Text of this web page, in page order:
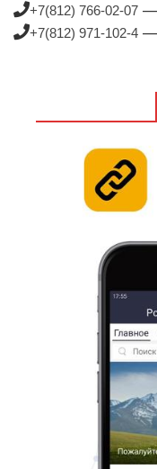
+7(812) 766-02-07 —
+7(812) 971-102-4 —